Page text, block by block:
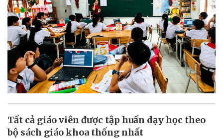
Tất cả giáo viên được tập huấn dạy học theo
bộ sách giáo khoa thống nhất